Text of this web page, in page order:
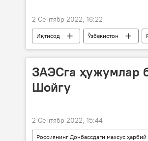
2 Сентябр 2022, 16:22
Иқтисод Ўзбекистон
ЗАЭСга ҳужумлар
Шойгу
2 Сентябр 2022, 15:44
Россиянинг Донбассдаги махсус